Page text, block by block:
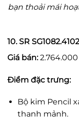
bạn thoải mái
10. SR SG1082.4102
Giá bán:
Điểm đặc trưng:
Bộ kim Pencil
thanh mảnh.